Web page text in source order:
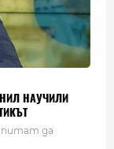
НАУЧИЛИ
да